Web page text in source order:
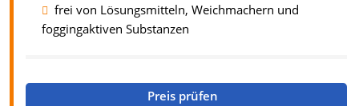
frei von Lösungsmitteln, Weichmachern und
foggingaktiven Substanzen
Preis prüfen